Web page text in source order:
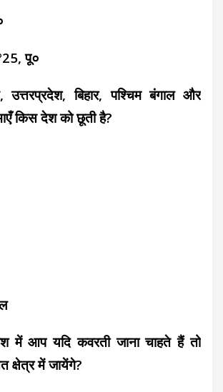
पू०
बिहार, पश्चिम बंगाल और
किस देश को छूती है?
में आप यदि कवरती जाना चाहते हैं तो
क्षेत्र में जायेंगे?